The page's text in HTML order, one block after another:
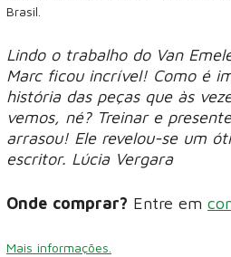
Brasil.
Lindo o trabalho do Van
Marc ficou incrível! Como é
história das peças que às
vemos, né? Treinar e
arrasou! Ele revelou-se um
escritor. Lúcia Vergara
Onde comprar? Entre em
Mais informações.